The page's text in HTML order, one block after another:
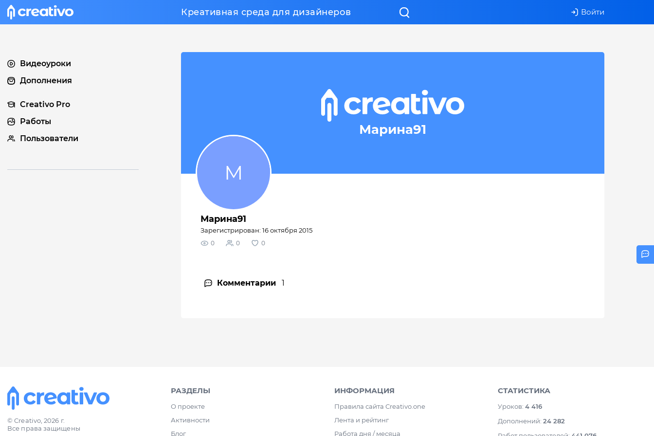
Креативная среда для дизайнеров Войти
Марина91
Марина91
Зарегистрирован: 16 октября 2015
0 0 0
Комментарии 1
Видеоуроки
Дополнения
Creativo Pro
Работы
Пользователи
© Creativo, 2026 г.
Все права защищены
РАЗДЕЛЫ
О проекте
Активности
Блог
ИНФОРМАЦИЯ
Правила сайта Creativo.one
Лента и рейтинг
Работа дня / месяца
СТАТИСТИКА
Уроков: 4 416
Дополнений: 24 282